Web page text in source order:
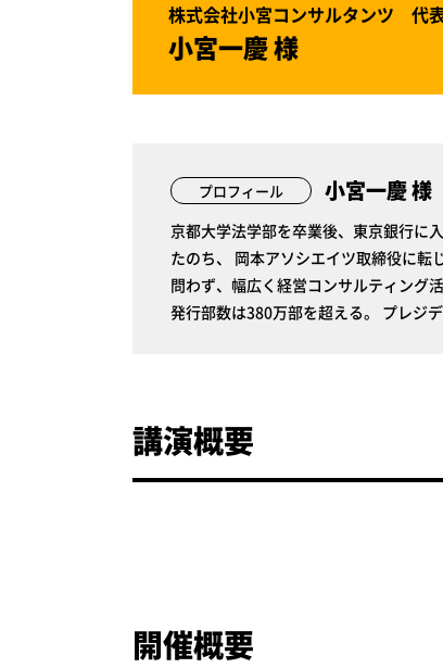
株式会社小宮コンサルタンツ 代
小宮一慶 様
プロフィール 小宮一慶 様
京都大学法学部を卒業後、東京銀行に
たのち、 岡本アソシエイツ取締役に転
問わず、幅広く経営コンサルティング
発行部数は380万部を超える。 プレジ
講演概要
開催概要